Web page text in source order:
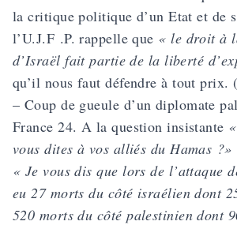
la critique politique d’un Etat et de
l’U.J.F .P. rappelle que « le droit à
d’Israël fait partie de la liberté
qu’il nous faut défendre à tout prix.
– Coup de gueule d’un diplomate
France 24. A la question insistante
vous dites à vos alliés du Hamas ?»
« Je vous dis que lors de l’attaque
eu 27 morts du côté israélien dont
520 morts du côté palestinien dont